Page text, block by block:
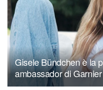
Gisele Bündchen è la
ambassador di Garnier